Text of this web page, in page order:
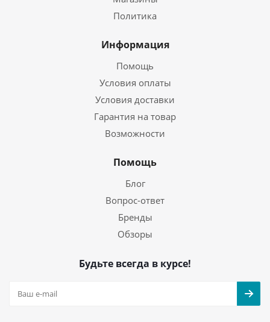
Политика
Информация
Помощь
Условия оплаты
Условия доставки
Гарантия на товар
Возможности
Помощь
Блог
Вопрос-ответ
Бренды
Обзоры
Будьте всегда в курсе!